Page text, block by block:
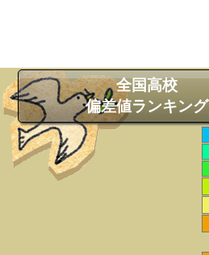
全国高校
偏差値ランキング